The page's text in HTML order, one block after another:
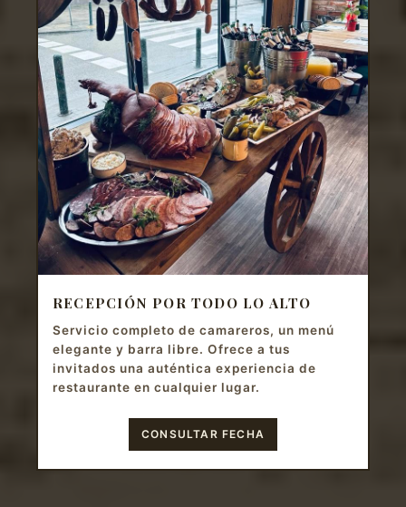
RECEPCIÓN POR TODO LO ALTO
Servicio completo de camareros, un menú
elegante y barra libre. Ofrece a tus
invitados una auténtica experiencia de
restaurante en cualquier lugar.
CONSULTAR FECHA